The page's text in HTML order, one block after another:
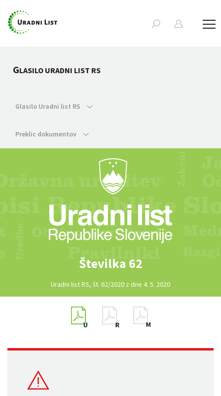
GLASILO URADNI LIST RS
Glasilo Uradni list RS
Preklic dokumentov
Številka 62
Uradni list RS, št. 62/2020 z dne 4. 5. 2020